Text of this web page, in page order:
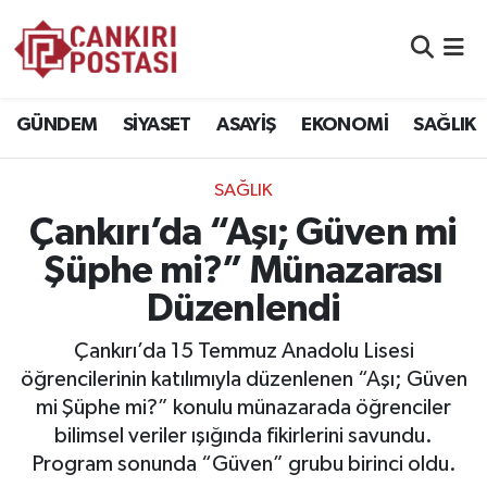
GÜNDEM SİYASET ASAYİŞ EKONOMİ SAĞLIK
SAĞLIK
Çankırı’da “Aşı; Güven mi
Şüphe mi?” Münazarası
Düzenlendi
Çankırı’da 15 Temmuz Anadolu Lisesi
öğrencilerinin katılımıyla düzenlenen “Aşı; Güven
mi Şüphe mi?” konulu münazarada öğrenciler
bilimsel veriler ışığında fikirlerini savundu.
Program sonunda “Güven” grubu birinci oldu.
EKONOMİ
SPOR
EĞİTİM
YAŞAM
Trafik Durumu
Süper Lig Puan Durumu ve Fikstür
Tüm Manşetler
Son Dakika Haberleri
Haber Arşivi